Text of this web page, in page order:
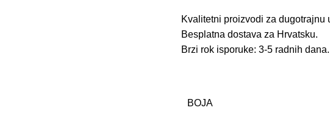
Kvalitetni proizvodi za dugotrajnu
Besplatna dostava za Hrvatsku.
Brzi rok isporuke: 3-5 radnih dana.
BOJA